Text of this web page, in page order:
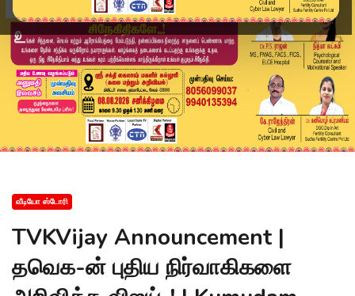
வீடியோ ஸ்டோரி
TVKVijay Announcement |
தவெக-ன் புதிய நிர்வாகிகளை